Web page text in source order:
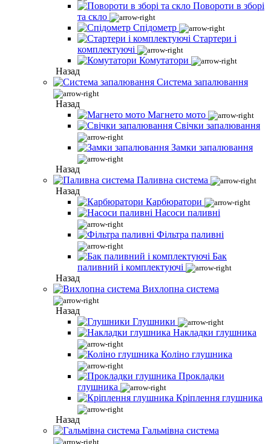
Повороти в зборі
та скло
Спідометр
Стартери і
комплектуючі
Комутатори
Назад
Система запалювання
Назад
Магнето мото
Свічки запалювання
Замки запалювання
Назад
Паливна система
Назад
Карбюратори
Насоси паливні
Фільтра паливні
Бак
паливний і комплектуючі
Назад
Вихлопна система
Назад
Глушники
Накладки глушника
Коліно глушника
Прокладки
глушника
Кріплення глушника
Назад
Гальмівна система